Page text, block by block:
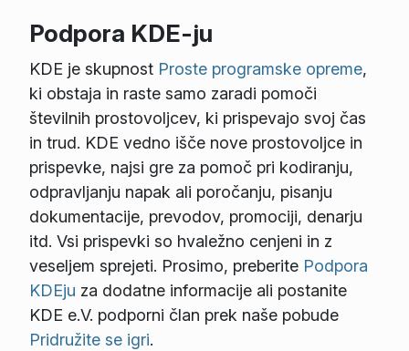
Podpora KDE-ju
KDE je skupnost Proste programske opreme,
ki obstaja in raste samo zaradi pomoči
številnih prostovoljcev, ki prispevajo svoj čas
in trud. KDE vedno išče nove prostovoljce in
prispevke, najsi gre za pomoč pri kodiranju,
odpravljanju napak ali poročanju, pisanju
dokumentacije, prevodov, promociji, denarju
itd. Vsi prispevki so hvaležno cenjeni in z
veseljem sprejeti. Prosimo, preberite Podpora
KDEju za dodatne informacije ali postanite
KDE e.V. podporni član prek naše pobude
Pridružite se igri.